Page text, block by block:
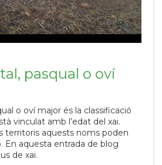
pasqual o oví
o oví major és la classificació
vinculat amb l’edat del xai.
territoris aquests noms poden
En aquesta entrada de blog
de xai.